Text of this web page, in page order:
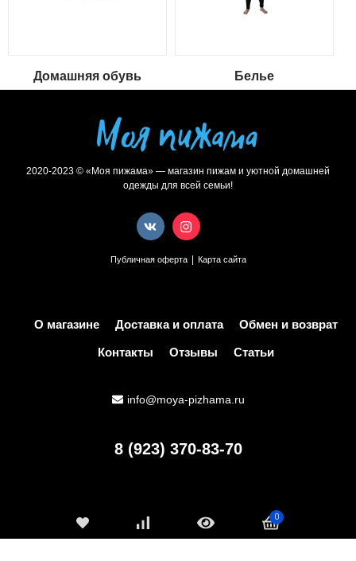
Домашняя обувь Белье
2020-2023 © «Моя пижама» — магазин пижам и уютной домашней
одежды для всей семьи!
Публичная оферта Карта сайта
О магазине Доставка и оплата Обмен и возврат
Контакты Отзывы Статьи
info@moya-pizhama.ru
8 (923) 370-83-70
0